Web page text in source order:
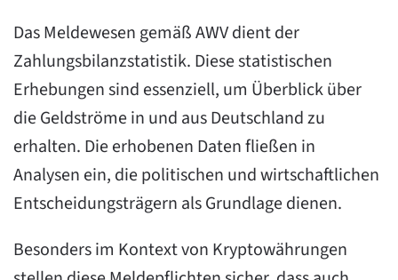
Das Meldewesen gemäß AWV dient der
Zahlungsbilanzstatistik. Diese statistischen
Erhebungen sind essenziell, um Überblick über
die Geldströme in und aus Deutschland zu
erhalten. Die erhobenen Daten fließen in
Analysen ein, die politischen und wirtschaftlichen
Entscheidungsträgern als Grundlage dienen.
Besonders im Kontext von Kryptowährungen